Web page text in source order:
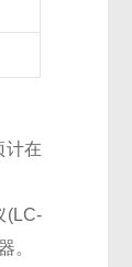
计在
(LC-
。